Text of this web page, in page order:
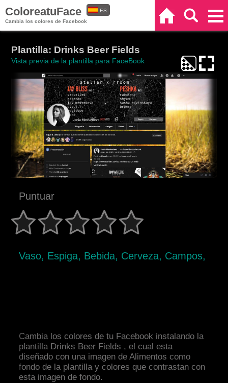
ColoreatuFace
Cambia los colores de Facebook
ES
Plantilla: Drinks Beer Fields
Vista previa de la plantilla para FaceBook
Puntuar
Vaso, Espiga, Bebida, Cerveza, Campos,
Cambia los colores de tu Facebook instalando la
plantilla Drinks Beer Fields , el cual esta
diseñado con una imagen de Alimentos como
fondo de la plantilla y colores que contrastan con
esta imagen de fondo.